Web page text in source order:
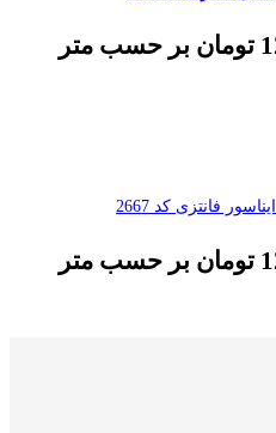
تومان بر حسب متر
فانتزی کد 2667
تومان بر حسب متر